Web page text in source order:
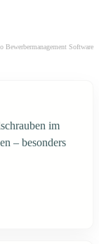
Bewerbermanagement Software
im
– besonders